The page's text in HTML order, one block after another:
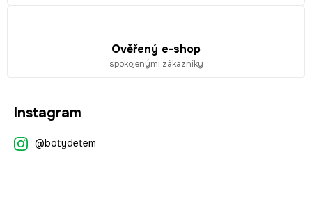
Ověřený e-shop
spokojenými zákazníky
Instagram
@botydetem